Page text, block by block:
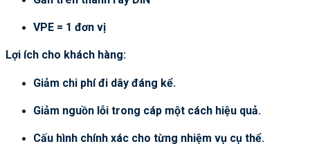
VPE = 1 đơn vị
Lợi ích cho khách hàng:
Giảm chi phí đi dây đáng kể.
Giảm nguồn lỗi trong cáp một cách hiệu quả.
Cấu hình chính xác cho từng nhiệm vụ cụ thể.